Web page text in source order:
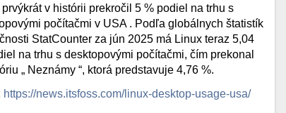
prvýkrát v histórii prekročil 5 % podiel na trhu s
počítačmi v USA . Podľa globálnych štatistík
StatCounter za jún 2025 má Linux teraz 5,04
na trhu s desktopovými počítačmi, čím prekonal
„ Neznámy “, ktorá predstavuje 4,76 %.
https://news.itsfoss.com/linux-desktop-usage-usa/